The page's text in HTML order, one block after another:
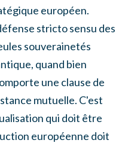
européen.
stricto sensu des
souverainetés
quand bien
une clause de
mutuelle. C'est
qui doit être
européenne doit